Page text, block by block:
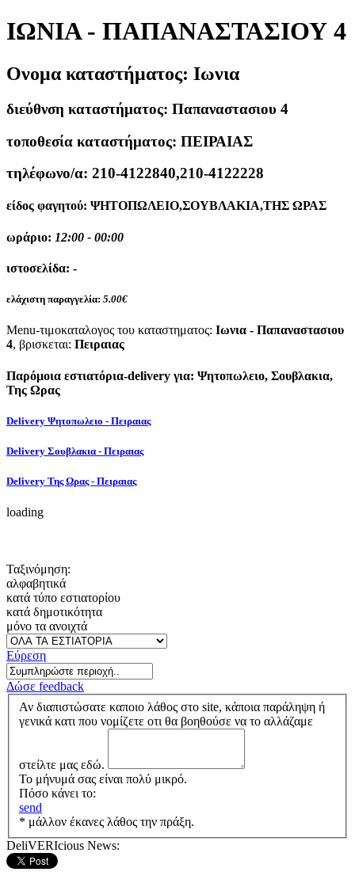
ΙΩΝΙΑ - ΠΑΠΑΝΑΣΤΑΣΙΟΥ 4
Ονομα καταστήματος: Ιωνια
διεύθνση καταστήματος: Παπαναστασιου 4
τοποθεσία καταστήματος: ΠΕΙΡΑΙΑΣ
τηλέφωνο/α: 210-4122840,210-4122228
είδος φαγητού: ΨΗΤΟΠΩΛΕΙΟ,ΣΟΥΒΛΑΚΙΑ,ΤΗΣ ΩΡΑΣ
ωράριο: 12:00 - 00:00
ιστοσελίδα: -
ελάχιστη παραγγελία: 5.00€
Menu-τιμοκαταλογος του καταστηματος: Ιωνια - Παπαναστασιου
4, βρισκεται: Πειραιας
Παρόμοια εστιατόρια-delivery για: Ψητοπωλειο, Σουβλακια,
Της Ωρας
Delivery Ψητοπωλειο - Πειραιας
Delivery Σουβλακια - Πειραιας
Delivery Της Ωρας - Πειραιας
loading
Ταξινόμηση:
αλφαβητικά
κατά τύπο εστιατορίου
κατά δημοτικότητα
μόνο τα ανοιχτά
Εύρεση
Δώσε feedback
Αν διαπιστώσατε καποιο λάθος στο site, κάποια παράληψη ή
γενικά κατι που νομίζετε οτι θα βοηθούσε να το αλλάζαμε
στείλτε μας εδώ.
Το μήνυμά σας είναι πολύ μικρό.
Πόσο κάνει το:
send
* μάλλον έκανες λάθος την πράξη.
DeliVERIcious News: